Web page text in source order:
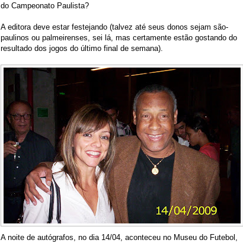
do Campeonato Paulista?
A editora deve estar festejando (talvez até seus donos sejam são-
paulinos ou palmeirenses, sei lá, mas certamente estão gostando do
resultado dos jogos do último final de semana).
A noite de autógrafos, no dia 14/04, aconteceu no Museu do Futebol,